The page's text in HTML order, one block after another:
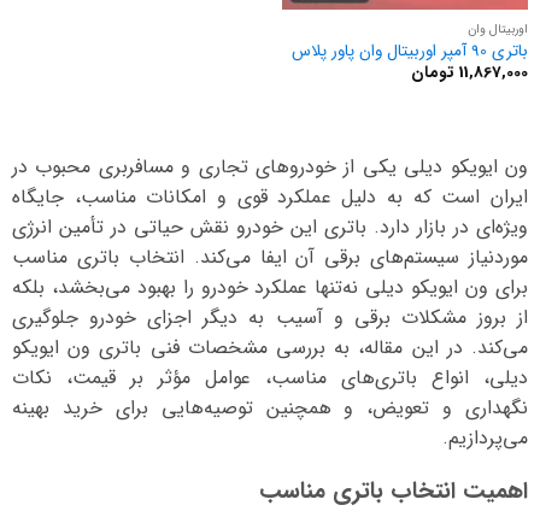
اوربیتال وان
باتری 90 آمپر اوربیتال وان پاور پلاس
11,867,000 تومان
ون ایویکو دیلی یکی از خودروهای تجاری و مسافربری محبوب در
ایران است که به دلیل عملکرد قوی و امکانات مناسب، جایگاه
ویژه‌ای در بازار دارد. باتری این خودرو نقش حیاتی در تأمین انرژی
موردنیاز سیستم‌های برقی آن ایفا می‌کند. انتخاب باتری مناسب
برای ون ایویکو دیلی نه‌تنها عملکرد خودرو را بهبود می‌بخشد، بلکه
از بروز مشکلات برقی و آسیب به دیگر اجزای خودرو جلوگیری
می‌کند. در این مقاله، به بررسی مشخصات فنی باتری ون ایویکو
دیلی، انواع باتری‌های مناسب، عوامل مؤثر بر قیمت، نکات
نگهداری و تعویض، و همچنین توصیه‌هایی برای خرید بهینه
می‌پردازیم.
اهمیت انتخاب باتری مناسب